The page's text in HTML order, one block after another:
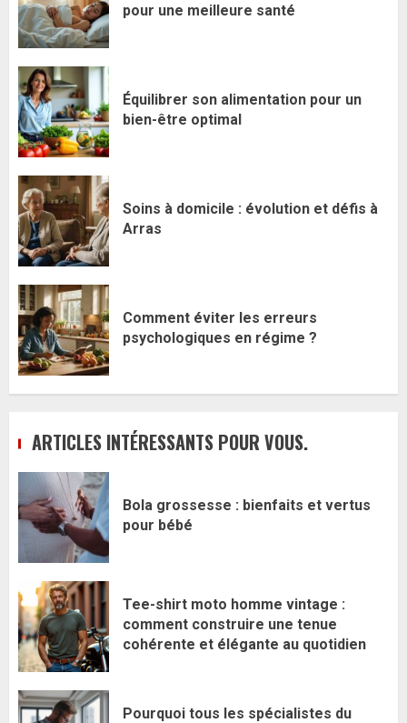
pour une meilleure santé
Équilibrer son alimentation pour un
bien-être optimal
Soins à domicile : évolution et défis à
Arras
Comment éviter les erreurs
psychologiques en régime ?
ARTICLES INTÉRESSANTS POUR VOUS.
Bola grossesse : bienfaits et vertus
pour bébé
Tee-shirt moto homme vintage :
comment construire une tenue
cohérente et élégante au quotidien
Pourquoi tous les spécialistes du